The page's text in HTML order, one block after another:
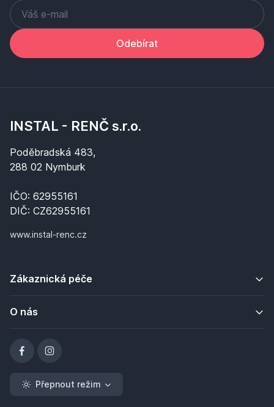
Odebírat
INSTAL - RENČ s.r.o.
Poděbradská 483,
288 02 Nymburk
IČO: 62955161
DIČ: CZ62955161
www.instal-renc.cz
Zákaznická péče
O nás
Přepnout režim